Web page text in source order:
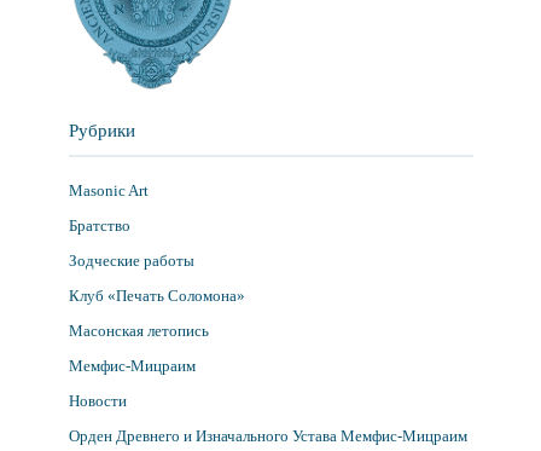
Рубрики
Masonic Art
Братство
Зодческие работы
Клуб «Печать Соломона»
Масонская летопись
Мемфис-Мицраим
Новости
Орден Древнего и Изначального Устава Мемфис-Мицраим